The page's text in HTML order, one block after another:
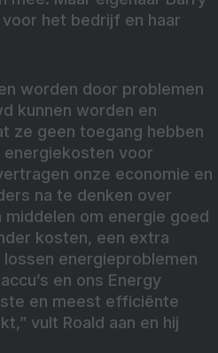
het bedrijf en haar
worden door problemen
kunnen worden en
ze geen toegang hebben
voor
onze economie en
na te denken over
om energie goed
kosten, een extra
energieproblemen
en ons Energy
en meest efficiënte
vult Roald aan en hij